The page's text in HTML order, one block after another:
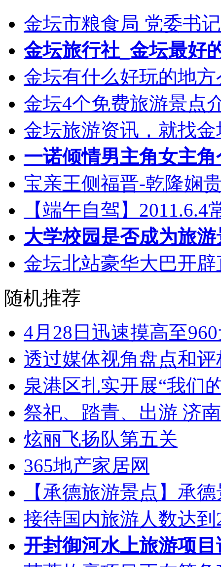
金坛市粮食局 党委书
金坛旅行社_金坛最好
金坛有什么好玩的地方
金坛4个免费旅游景点
金坛旅游资讯，就找
一诺倾情男主角女主
宝亲王侧福晋-乾隆娴
【端午自驾】
大学校园是否成为旅
金坛北站豪华大巴开
随机推荐
4月28日迅速摸高至
透过媒体视角盘点和
泉港区扎实开展“我们
祭祀、踏青、出游 济
炫丽飞扬队第五关
365地产家居网
【承德旅游景点】承
接待国内旅游人数达到
开封御河水上旅游项